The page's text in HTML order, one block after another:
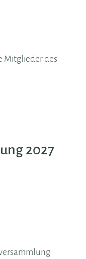
Mitglieder des
2027